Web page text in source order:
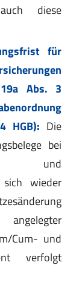
diese
für
Abs. 3
HGB): Die
bei
und
sich wieder
Cum- und
verfolgt